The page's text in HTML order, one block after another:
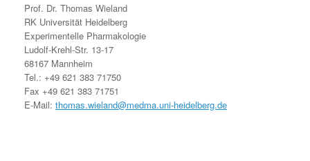
Prof. Dr. Thomas Wieland
RK Universität Heidelberg
Experimentelle Pharmakologie
Ludolf-Krehl-Str. 13-17
68167 Mannheim
Tel.: +49 621 383 71750
Fax +49 621 383 71751
E-Mail: thomas.wieland@medma.uni-heidelberg.de